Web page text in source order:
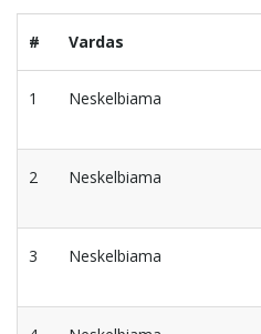
# Vardas
1 Neskelbiama
2 Neskelbiama
3 Neskelbiama